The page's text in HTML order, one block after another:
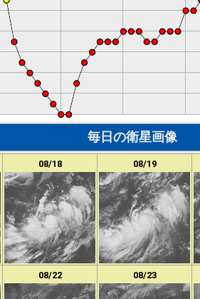
毎日の衛星画像
08/18 08/19
08/22 08/23